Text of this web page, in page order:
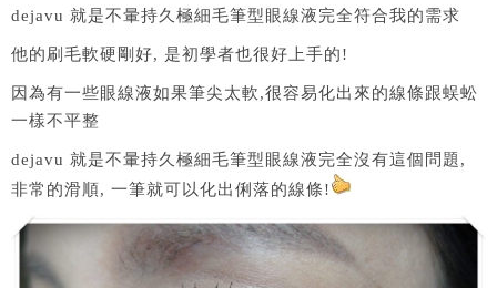
dejavu 就是不暈持久極細毛筆型眼線液完全符合我的需求
他的刷毛軟硬剛好, 是初學者也很好上手的!
因為有一些眼線液如果筆尖太軟,很容易化出來的線條跟蜈蚣
一樣不平整
dejavu 就是不暈持久極細毛筆型眼線液完全沒有這個問題,
非常的滑順, 一筆就可以化出俐落的線條!